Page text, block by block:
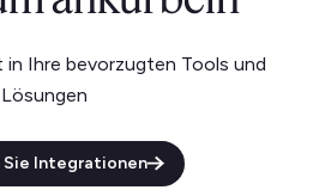
in Ihre bevorzugten Tools und
Lösungen
Sie Integrationen